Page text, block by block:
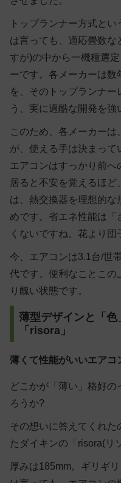
トップランナー方式と
は言っても、適応畳数な
すが)の中から一機種選
ーです。各メーカーは数
を、そのトップランナ
う、実に過酷な開発を強
このため、各メーカーは
が、使える手は決まっ
エアコンはすっかり前
居ると不安を覚えるほ
は、熱交換器を理想的な
めです。省エネ性能は「
くないですね。花より団
今、エアコンは3.1台/世
代です。便利なことこの
り醜い状態です。
薄型デザインと「
「risora」
薄くて性能がいいエアコ
どこかが「薄い」格好
ろうか?
その想いに答えてくれ
たダイキンの「 risora(リ
厚みは185mm。ギリギ